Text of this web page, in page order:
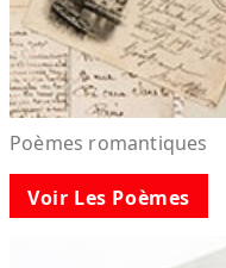
Poèmes romantiques
Voir Les Poèmes